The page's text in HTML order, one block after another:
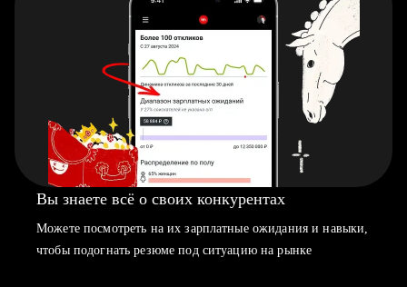
Вы знаете всё о своих конкурентах
Можете посмотреть на их зарплатные ожидания и навыки,
чтобы подогнать резюме под ситуацию на рынке